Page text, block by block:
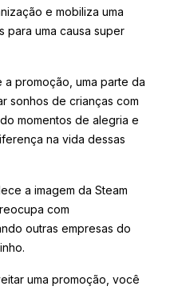
e mobiliza uma
para uma causa super
promoção, uma parte da
sonhos de crianças com
momentos de alegria e
na vida dessas
a imagem da Steam
com
outras empresas do
uma promoção, você